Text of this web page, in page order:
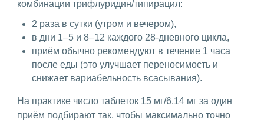
комбинации трифлуридин/типирацил:
2 раза в сутки (утром и вечером),
в дни 1–5 и 8–12 каждого 28-дневного цикла,
приём обычно рекомендуют в течение 1 часа
после еды (это улучшает переносимость и
снижает вариабельность всасывания).
На практике число таблеток 15 мг/6,14 мг за один
приём подбирают так, чтобы максимально точно